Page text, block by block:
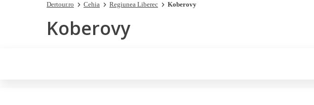
Dertour.ro Cehia Regiunea Liberec Koberovy
Koberovy